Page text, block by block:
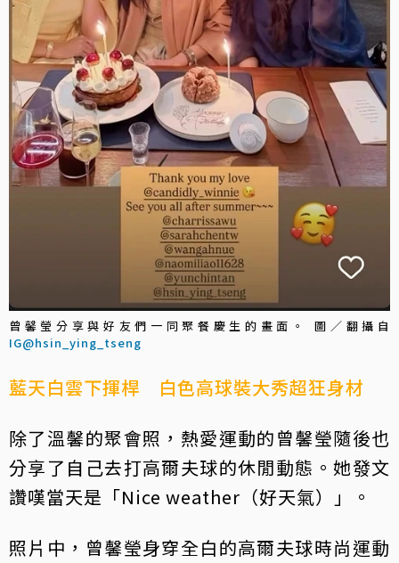
曾馨瑩分享與好友們一同聚餐慶生的畫面。 圖／翻攝自
IG@hsin_ying_tseng
藍天白雲下揮桿 白色高球裝大秀超狂身材
除了溫馨的聚會照，熱愛運動的曾馨瑩隨後也
分享了自己去打高爾夫球的休閒動態。她發文
讚嘆當天是「Nice weather（好天氣）」。
照片中，曾馨瑩身穿全白的高爾夫球時尚運動